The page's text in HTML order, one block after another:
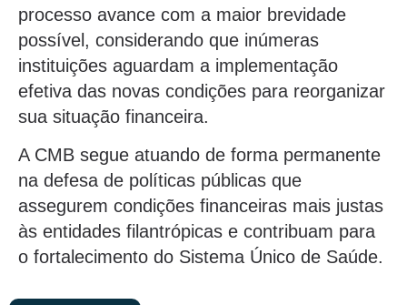
processo avance com a maior brevidade
possível, considerando que inúmeras
instituições aguardam a implementação
efetiva das novas condições para reorganizar
sua situação financeira.
A CMB segue atuando de forma permanente
na defesa de políticas públicas que
assegurem condições financeiras mais justas
às entidades filantrópicas e contribuam para
o fortalecimento do Sistema Único de Saúde.